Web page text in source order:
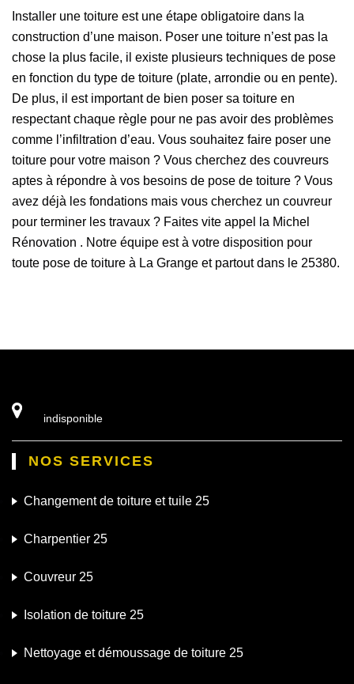
Installer une toiture est une étape obligatoire dans la
construction d’une maison. Poser une toiture n’est pas la
chose la plus facile, il existe plusieurs techniques de pose
en fonction du type de toiture (plate, arrondie ou en pente).
De plus, il est important de bien poser sa toiture en
respectant chaque règle pour ne pas avoir des problèmes
comme l’infiltration d’eau. Vous souhaitez faire poser une
toiture pour votre maison ? Vous cherchez des couvreurs
aptes à répondre à vos besoins de pose de toiture ? Vous
avez déjà les fondations mais vous cherchez un couvreur
pour terminer les travaux ? Faites vite appel la Michel
Rénovation . Notre équipe est à votre disposition pour
toute pose de toiture à La Grange et partout dans le 25380.
indisponible
NOS SERVICES
Changement de toiture et tuile 25
Charpentier 25
Couvreur 25
Isolation de toiture 25
Nettoyage et démoussage de toiture 25